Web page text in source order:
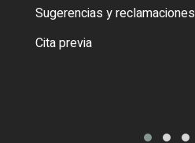
Sugerencias y reclamaciones
Cita previa